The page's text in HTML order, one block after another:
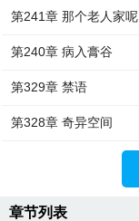
第241章 那个老人家呢
第240章 病入膏谷
第329章 禁语
第328章 奇异空间
章节列表